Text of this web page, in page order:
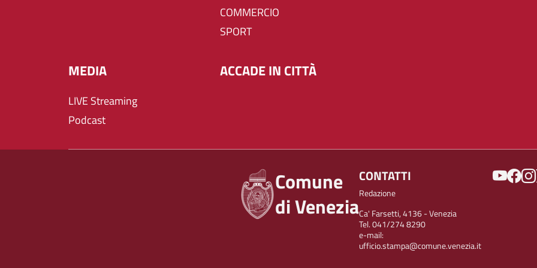
COMMERCIO
SPORT
MEDIA
LIVE Streaming
Podcast
ACCADE IN CITTÀ
Comune
di Venezia
CONTATTI
Redazione
Ca' Farsetti, 4136 - Venezia
Tel. 041/274 8290
e-mail:
ufficio.stampa@comune.venezia.it